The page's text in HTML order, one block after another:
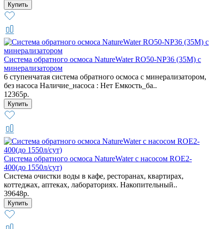
Система обратного осмоса NatureWater RO50-NP36 (35М) с
минерализатором
6 ступенчатая система обратного осмоса с минерализатором,
без насоса Наличие_насоса : Нет Емкость_ба..
12365р.
Система обратного осмоса NatureWater с насосом ROE2-
400(до 1550л/сут)
Система очистки воды в кафе, ресторанах, квартирах,
коттеджах, аптеках, лабораториях. Накопительный..
39648р.